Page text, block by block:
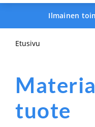
Ilmainen
Etusivu
tuote